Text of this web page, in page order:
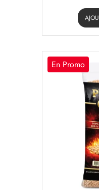
En Promo